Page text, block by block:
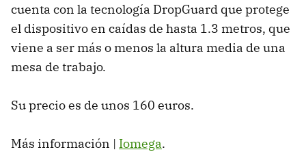
cuenta con la tecnología DropGuard que protege
el dispositivo en caídas de hasta 1.3 metros, que
viene a ser más o menos la altura media de una
mesa de trabajo.
Su precio es de unos 160 euros.
Más información | Iomega.